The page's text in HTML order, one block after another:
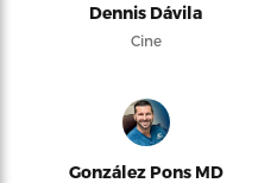
Dennis Dávila
Cine
González Pons MD